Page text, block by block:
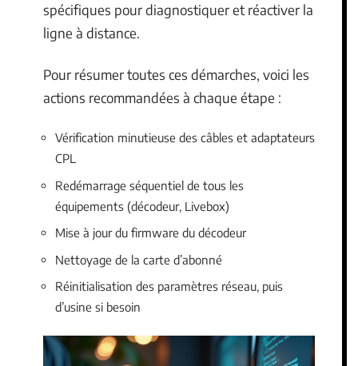
spécifiques pour diagnostiquer et réactiver la
ligne à distance.
Pour résumer toutes ces démarches, voici les
actions recommandées à chaque étape :
Vérification minutieuse des câbles et adaptateurs
CPL
Redémarrage séquentiel de tous les
équipements (décodeur, Livebox)
Mise à jour du firmware du décodeur
Nettoyage de la carte d’abonné
Réinitialisation des paramètres réseau, puis
d’usine si besoin